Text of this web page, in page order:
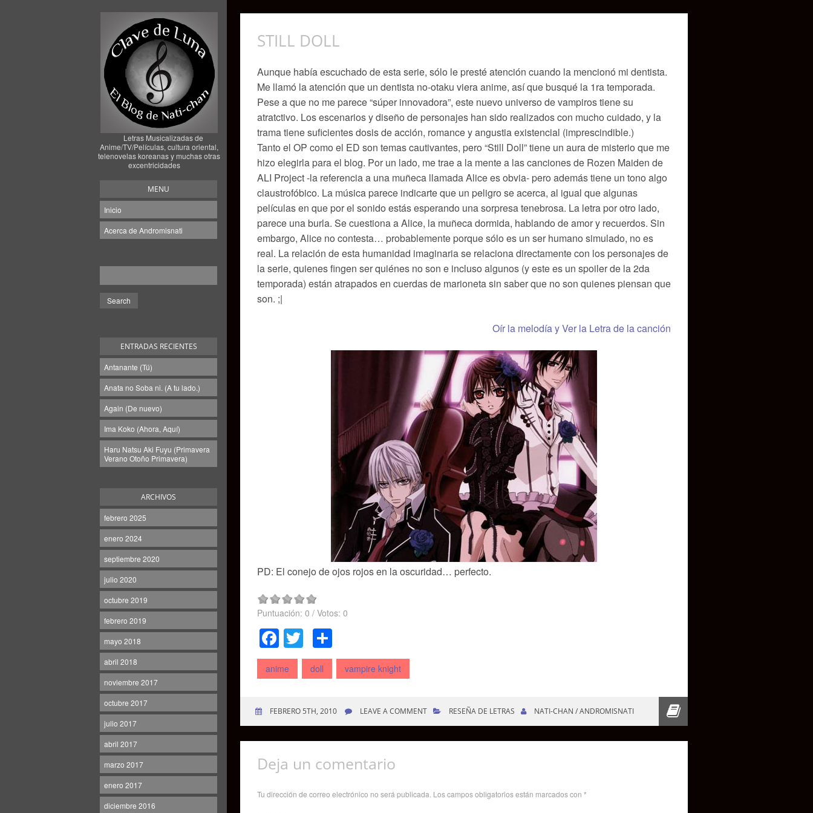
Letras Musicalizadas de
Anime/TV/Películas, cultura oriental,
telenovelas koreanas y muchas otras
excentricidades
MENU
Inicio
Acerca de Andromisnati
ENTRADAS RECIENTES
Antanante (Tú)
Anata no Soba ni. (A tu lado.)
Again (De nuevo)
Ima Koko (Ahora, Aquí)
Haru Natsu Aki Fuyu (Primavera
Verano Otoño Primavera)
ARCHIVOS
febrero 2025
enero 2024
septiembre 2020
julio 2020
octubre 2019
febrero 2019
mayo 2018
abril 2018
noviembre 2017
octubre 2017
julio 2017
abril 2017
marzo 2017
enero 2017
diciembre 2016
STILL DOLL
Aunque había escuchado de esta serie, sólo le presté atención cuando la mencionó mi dentista.
Me llamó la atención que un dentista no-otaku viera anime, así que busqué la 1ra temporada.
Pese a que no me parece “súper innovadora”, este nuevo universo de vampiros tiene su
atratctivo. Los escenarios y diseño de personajes han sido realizados con mucho cuidado, y la
trama tiene suficientes dosis de acción, romance y angustia existencial (imprescindible.)
Tanto el OP como el ED son temas cautivantes, pero “Still Doll” tiene un aura de misterio que me
hizo elegirla para el blog. Por un lado, me trae a la mente a las canciones de Rozen Maiden de
ALI Project -la referencia a una muñeca llamada Alice es obvia- pero además tiene un tono algo
claustrofóbico. La música parece indicarte que un peligro se acerca, al igual que algunas
películas en que por el sonido estás esperando una sorpresa tenebrosa. La letra por otro lado,
parece una burla. Se cuestiona a Alice, la muñeca dormida, hablando de amor y recuerdos. Sin
embargo, Alice no contesta… probablemente porque sólo es un ser humano simulado, no es
real. La relación de esta humanidad imaginaria se relaciona directamente con los personajes de
la serie, quienes fingen ser quiénes no son e incluso algunos (y este es un spoiler de la 2da
temporada) están atrapados en cuerdas de marioneta sin saber que no son quienes piensan que
son. ;|
Oír la melodía y Ver la Letra de la canción
PD: El conejo de ojos rojos en la oscuridad… perfecto.
Puntuación: 0 / Votos: 0
Facebook
Twitter
anime doll vampire knight
FEBRERO 5TH, 2010 LEAVE A COMMENT RESEÑA DE LETRAS NATI-CHAN / ANDROMISNATI
Deja un comentario
Tu dirección de correo electrónico no será publicada. Los campos obligatorios están marcados con *